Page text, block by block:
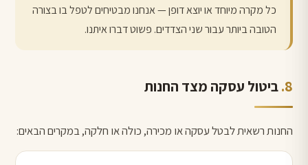
כל מקרה מיוחד או יוצא דופן — אנחנו מבטיחים לטפל בו בצורה
הטובה ביותר עבור שני הצדדים. פשוט דברו איתנו.
ביטול עסקה מצד החנות
החנות רשאית לבטל עסקה או מכירה, כולה או חלקה, במקרים הבאים: